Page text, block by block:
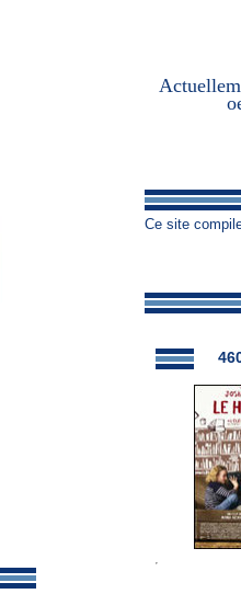
Ce site